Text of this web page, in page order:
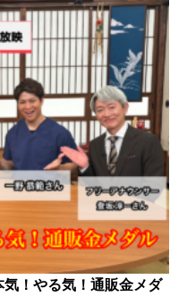
！やる気！通販金メダ